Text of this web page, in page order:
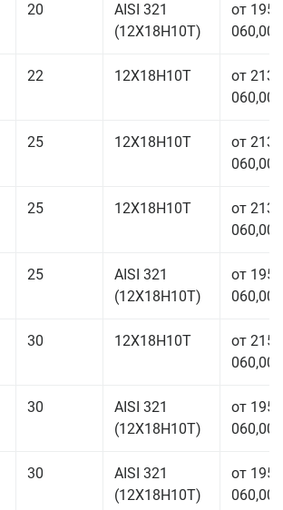
20
AISI 321
(12Х18Н10Т)
от 195
060,00
22 12Х18Н10Т
от 213
060,00
25 12Х18Н10Т
от 213
060,00
25 12Х18Н10Т
от 213
060,00
25
AISI 321
(12Х18Н10Т)
от 195
060,00
30 12Х18Н10Т
от 215
060,00
30
AISI 321
(12Х18Н10Т)
от 195
060,00
30
AISI 321
(12Х18Н10Т)
от 195
060,00